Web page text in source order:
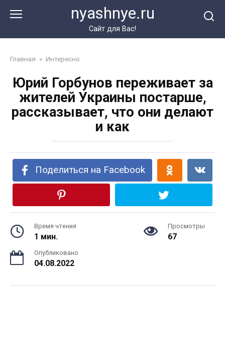
nyashnye.ru
Сайт для Вас!
Главная » Интересно
Юрий Горбунов переживает за
жителей Украины постарше,
рассказывает, что они делают
и как
Поделиться на Facebook
Время чтения
1 мин.
Просмотры
67
Опубликовано
04.08.2022